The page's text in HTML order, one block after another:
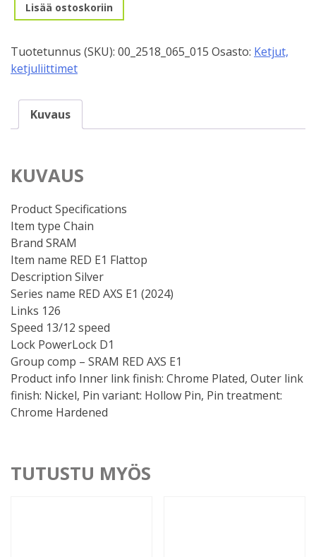
Ketju
12/13v.
RED
E1
määrä
Lisää ostoskoriin
Tuotetunnus (SKU): 00_2518_065_015 Osasto: Ketjut,
ketjuliittimet
Kuvaus
KUVAUS
Product Specifications
Item type Chain
Brand SRAM
Item name RED E1 Flattop
Description Silver
Series name RED AXS E1 (2024)
Links 126
Speed 13/12 speed
Lock PowerLock D1
Group comp – SRAM RED AXS E1
Product info Inner link finish: Chrome Plated, Outer link
finish: Nickel, Pin variant: Hollow Pin, Pin treatment:
Chrome Hardened
TUTUSTU MYÖS